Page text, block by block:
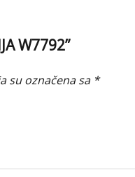
W7792”
su označena sa *